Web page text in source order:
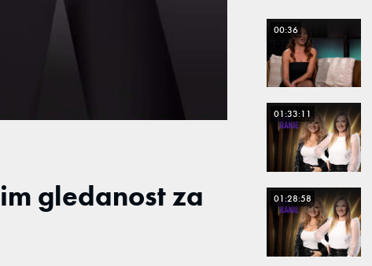
gledanost za
00:36
01:33:11
01:28:58